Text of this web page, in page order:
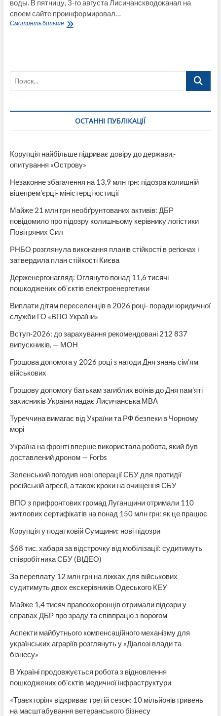
воды. В пятницу, 3-го августа Лисичанскводоканал на
своем сайте проинформировал…
Смотреть большеПриволье,
планируют
обезвоживание?
Поиск…
ОСТАННІ ПУБЛІКАЦІЇ
Корупція найбільше підриває довіру до держави,-
опитування «Острову»
Незаконне збагачення на 13,9 млн грн: підозра колишній
віцепрем’єрці- міністерці юстиції
Майже 21 млн грн необґрунтованих активів: ДБР
повідомило про підозру колишньому керівнику логістики
Повітряних Сил
РНБО розглянула виконання планів стійкості в регіонах і
затвердила план стійкості Києва
Держенергонагляд: Оглянуто понад 11,6 тисячі
пошкоджених об’єктів електроенергетики
Виплати дітям переселенців в 2026 році- поради юридичної
служби ГО «ВПО України»
Вступ-2026: до зарахування рекомендовані 212 837
випускників, — МОН
Грошова допомога у 2026 році з нагоди Дня знань сім’ям
військових
Грошову допомогу батькам загиблих воїнів до Дня пам’яті
захисників України надає Лисичанська МВА
Туреччина вимагає від України та РФ безпеки в Чорному
морі
Україна на фронті вперше використала робота, який був
доставлений дроном — Forbs
Зеленський погодив нові операції СБУ для протидії
російській агресії, а також кроки на очищення СБУ
ВПО з прифронтових громад Луганщини отримали 110
житлових сертифікатів на понад 150 млн грн: як це працює
Корупція у податковій Сумщини: нові підозри
$68 тис. хабаря за відстрочку від мобілізації: судитимуть
співробітника СБУ (ВІДЕО)
За переплату 12 млн грн на ліжках для військових
судитимуть двох екскерівників Одеського КЕУ
Майже 1,4 тисяч правоохоронців отримали підозри у
справах ДБР про зраду та співпрацю з ворогом
Аспекти майбутнього компенсаційного механізму для
українських аграріїв розглянуть у «Діалозі влади та
бізнесу»
В Україні продовжується робота з відновлення
пошкоджених об’єктів медичної інфраструктури
«Траєкторія» відкриває третій сезон: 10 мільйонів гривень
на масштабування ветеранського бізнесу